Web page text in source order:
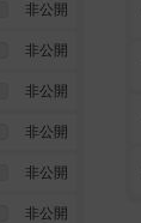
非公開
非公開
非公開
非公開
非公開
非公開